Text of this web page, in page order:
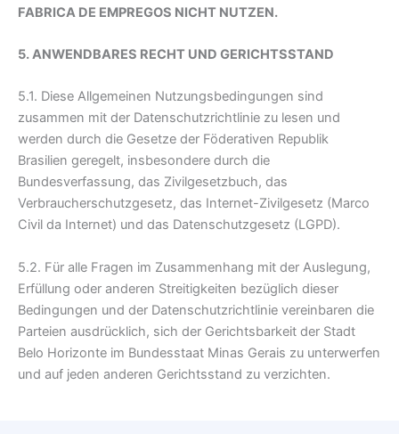
FABRICA DE EMPREGOS NICHT NUTZEN.
5. ANWENDBARES RECHT UND GERICHTSSTAND
5.1. Diese Allgemeinen Nutzungsbedingungen sind
zusammen mit der Datenschutzrichtlinie zu lesen und
werden durch die Gesetze der Föderativen Republik
Brasilien geregelt, insbesondere durch die
Bundesverfassung, das Zivilgesetzbuch, das
Verbraucherschutzgesetz, das Internet-Zivilgesetz (Marco
Civil da Internet) und das Datenschutzgesetz (LGPD).
5.2. Für alle Fragen im Zusammenhang mit der Auslegung,
Erfüllung oder anderen Streitigkeiten bezüglich dieser
Bedingungen und der Datenschutzrichtlinie vereinbaren die
Parteien ausdrücklich, sich der Gerichtsbarkeit der Stadt
Belo Horizonte im Bundesstaat Minas Gerais zu unterwerfen
und auf jeden anderen Gerichtsstand zu verzichten.